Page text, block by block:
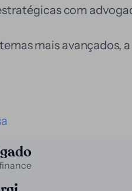
com
mais avançados,